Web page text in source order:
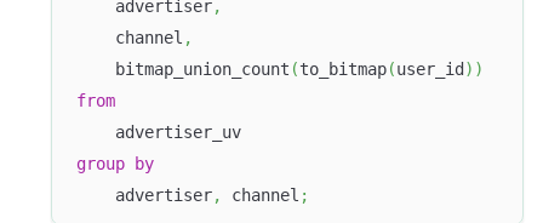
    advertiser
,
    channel
,
    bitmap_union_count
(to_bitmap(user_id ) )
from
    advertiser_uv
group
by
    advertiser
, channel ;